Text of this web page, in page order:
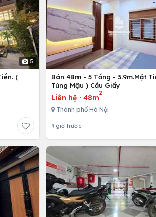
5
(
Bán 48m - 5 Tầng - 3.9m.Mặt
Tùng Mậu ) Cầu Giấy
Liên hệ· 48m
2
Thành phố Hà Nội
9 giờ trước